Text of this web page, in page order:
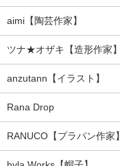
aimi【陶芸作家】
ツナ★オザキ【造形作家】
anzutann【イラスト】
Rana Drop
RANUCO【プラパン作家】